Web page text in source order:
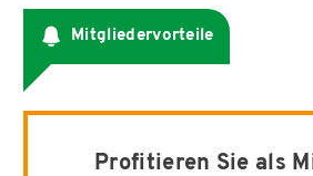
Mitgliedervorteile
Profitieren Sie als